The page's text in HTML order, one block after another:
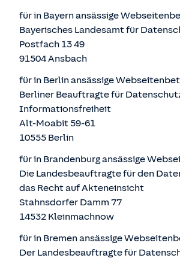
für in Bayern ansässige
Bayerisches Landesamt für
Postfach 13 49
91504 Ansbach
für in Berlin ansässige
Berliner Beauftragte für
Informationsfreiheit
Alt-Moabit 59-61
10555 Berlin
für in Brandenburg ansässige
Die Landesbeauftragte für den
das Recht auf Akteneinsicht
Stahnsdorfer Damm 77
14532 Kleinmachnow
für in Bremen ansässige
Der Landesbeauftragte für